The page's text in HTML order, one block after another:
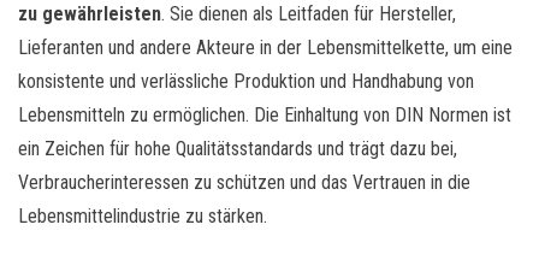
zu gewährleisten. Sie dienen als Leitfaden für Hersteller,
Lieferanten und andere Akteure in der Lebensmittelkette, um eine
konsistente und verlässliche Produktion und Handhabung von
Lebensmitteln zu ermöglichen. Die Einhaltung von DIN Normen ist
ein Zeichen für hohe Qualitätsstandards und trägt dazu bei,
Verbraucherinteressen zu schützen und das Vertrauen in die
Lebensmittelindustrie zu stärken.